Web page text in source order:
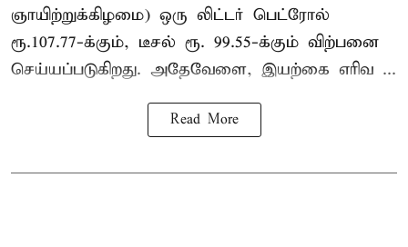
ஞாயிற்றுக்கிழமை) ஒரு லிட்டர் பெட்ரோல்
ரூ.107.77-க்கும், டீசல் ரூ. 99.55-க்கும் விற்பனை
செய்யப்படுகிறது. அதேவேளை, இயற்கை எரிவ ...
Read More